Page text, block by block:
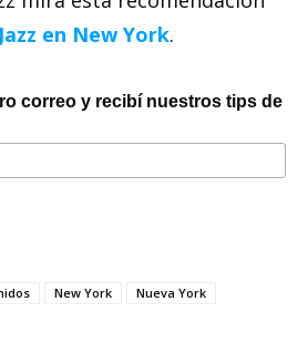
en New York.
correo y recibí nuestros tips de
New York
Nueva York